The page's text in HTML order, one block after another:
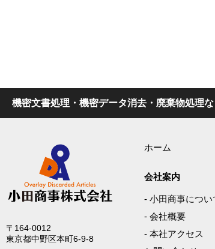
機密文書処理・機密データ消去・廃棄物処理
〒164-0012
東京都中野区本町6-9-8
ホーム
会社案内
- 小田商事につい
- 会社概要
- 本社アクセス